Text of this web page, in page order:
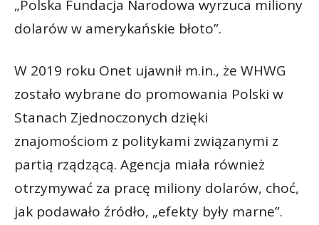
„Polska Fundacja Narodowa wyrzuca miliony
dolarów w amerykańskie błoto”.
W 2019 roku Onet ujawnił m.in., że WHWG
zostało wybrane do promowania Polski w
Stanach Zjednoczonych dzięki
znajomościom z politykami związanymi z
partią rządzącą. Agencja miała również
otrzymywać za pracę miliony dolarów, choć,
jak podawało źródło, „efekty były marne”.